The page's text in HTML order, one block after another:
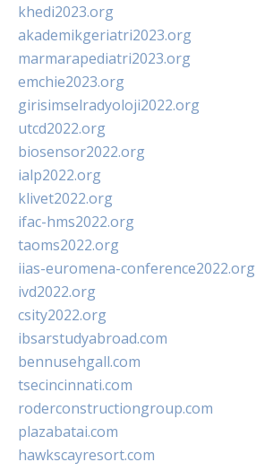
khedi2023.org
akademikgeriatri2023.org
marmarapediatri2023.org
emchie2023.org
girisimselradyoloji2022.org
utcd2022.org
biosensor2022.org
ialp2022.org
klivet2022.org
ifac-hms2022.org
taoms2022.org
iias-euromena-conference2022.org
ivd2022.org
csity2022.org
ibsarstudyabroad.com
bennusehgall.com
tsecincinnati.com
roderconstructiongroup.com
plazabatai.com
hawkscayresort.com